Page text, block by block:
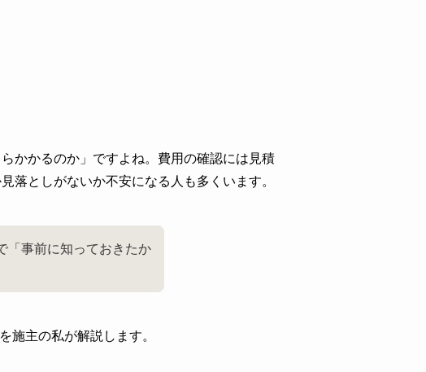
かかるのか」ですよね。費用の確認には見積
落としがないか不安になる人も多くいます。
「事前に知っておきたか
を施主の私が解説します。